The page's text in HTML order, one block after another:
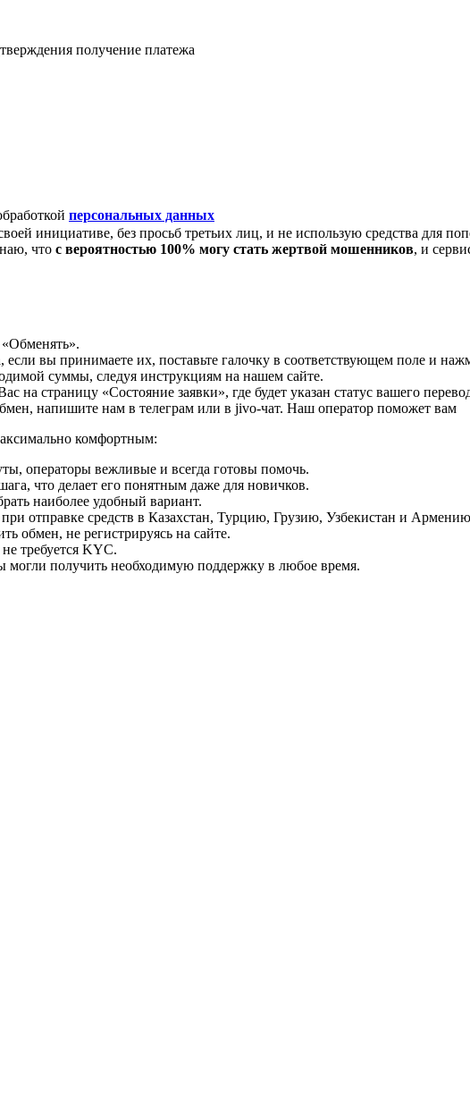
получение платежа
персональных данных
инициативе, без просьб третьих лиц, и не использую средства для
что с вероятностью 100% могу стать жертвой мошенников, и
если вы принимаете их, поставьте галочку в соответствующем поле и
суммы, следуя инструкциям на нашем сайте.
на страницу «Состояние заявки», где будет указан статус вашего
напишите нам в телеграм или в jivo-чат. Наш оператор поможет вам
комфортным:
операторы вежливые и всегда готовы помочь.
что делает его понятным даже для новичков.
наиболее удобный вариант.
отправке средств в Казахстан, Турцию, Грузию, Узбекистан и
обмен, не регистрируясь на сайте.
требуется KYC.
могли получить необходимую поддержку в любое время.